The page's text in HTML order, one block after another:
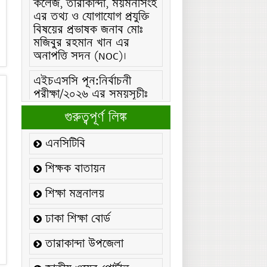
বিষয়ের প্রভাষক জনাব মোঃ
মজিবুর রহমান খান এর
অনাপত্তি সদন (NOC)।
এইচএসসি পূন:নির্বাচনী
এইচএসসি (বিএমটি) ফরম
পূরণ/২০২৬ বিজ্ঞপ্তিঃ
এইচএসসি ফরম/২০২৬ পূরণ
বিজ্ঞপ্তিঃ
২১ ফেব্রুয়ারি/২০২৬ ইং
আন্তর্জাতিক মাতৃভাষা
দিবস-২০২৬ উদযাপন
উপলক্ষ্যে নোটিশঃ
কলেজ বন্ধ সংক্রান্ত নোটিশঃ
গুরুত্বপূর্ণ লিঙ্ক
এনসিটিবি
শিক্ষক বাতায়ন
শিক্ষা মন্ত্রনালয়
ঢাকা শিক্ষা বোর্ড
তারাকান্দা উপজেলা